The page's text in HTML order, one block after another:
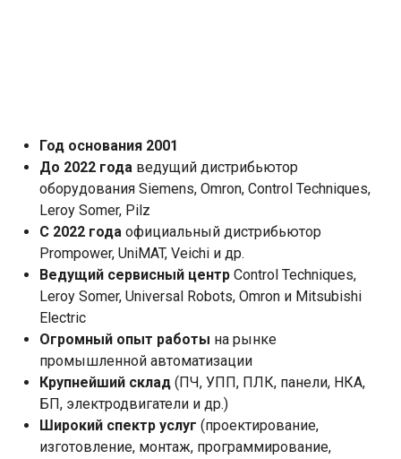
Год основания 2001
До 2022 года ведущий дистрибьютор
оборудования Siemens, Omron, Control Techniques,
Leroy Somer, Pilz
С 2022 года официальный дистрибьютор
Prompower, UniMAT, Veichi и др.
Ведущий сервисный центр Control Techniques,
Leroy Somer, Universal Robots, Omron и Mitsubishi
Electric
Огромный опыт работы на рынке
промышленной автоматизации
Крупнейший склад (ПЧ, УПП, ПЛК, панели, НКА,
БП, электродвигатели и др.)
Широкий спектр услуг (проектирование,
изготовление, монтаж, программирование,